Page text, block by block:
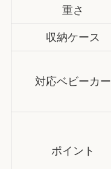
重さ
収納ケース
対応ベビーカー
ポイント